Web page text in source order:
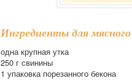
Ингредиенты для
одна крупная утка
250 г свинины
1 упаковка порезанного бекона